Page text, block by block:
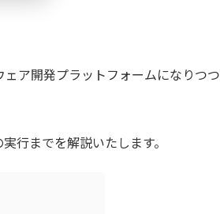
ア開発プラットフォームになりつつ
行までを解説いたします。